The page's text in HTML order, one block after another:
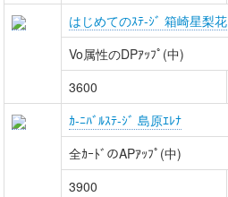
はじめてのｽﾃ-ｼﾞ 箱崎星梨花
Vo属性のDPｱｯﾌﾟ(中)
3600
ｶ-ﾆﾊﾞﾙｽﾃ-ｼﾞ 島原ｴﾚﾅ
全ｶｰﾄﾞのAPｱｯﾌﾟ(中)
3900